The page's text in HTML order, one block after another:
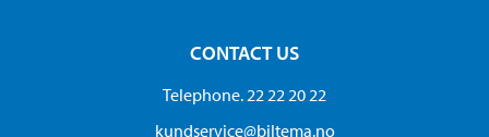
CONTACT US
Telephone. 22 22 20 22
kundservice@biltema.no